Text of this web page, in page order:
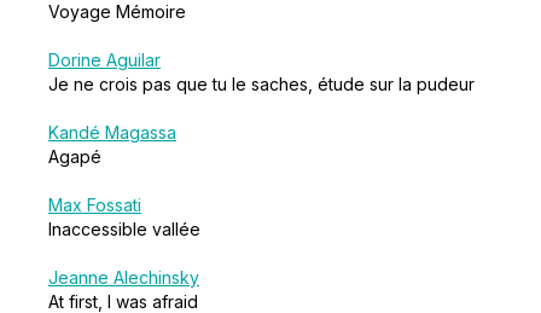
Voyage Mémoire
Dorine Aguilar
Je ne crois pas que tu le saches, étude sur la pudeur
Kandé Magassa
Agapé
Max Fossati
Inaccessible vallée
Jeanne Alechinsky
At first, I was afraid